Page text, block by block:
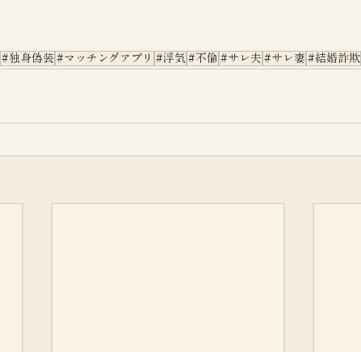
#独身偽装 #マッチングアプリ #浮気 #不倫 #サレ夫 #サレ妻 #結婚詐欺